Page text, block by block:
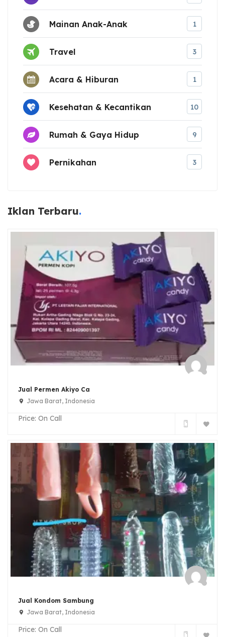
Mainan Anak-Anak 1
Travel 3
Acara & Hiburan 1
Kesehatan & Kecantikan 10
Rumah & Gaya Hidup 9
Pernikahan 3
Iklan Terbaru
Jual Permen Akiyo Ca
Jawa Barat, Indonesia
Price: On Call
Jual Kondom Sambung
Jawa Barat, Indonesia
Price: On Call